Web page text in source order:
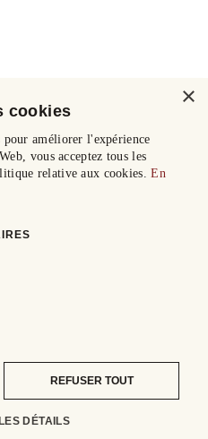
×
cookies
améliorer l'expérience
vous acceptez tous les
relative aux cookies.En
REFUSER TOUT
DÉTAILS